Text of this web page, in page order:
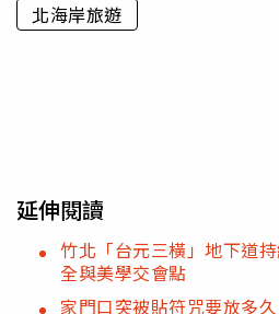
北海岸旅遊
延伸閱讀
竹北「台元三橫」地下道
全與美學交會點
家門口突被貼符咒要放多